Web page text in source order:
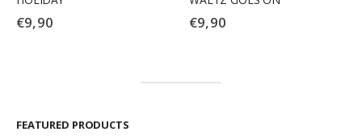
€9,90 €9,90
FEATURED PRODUCTS